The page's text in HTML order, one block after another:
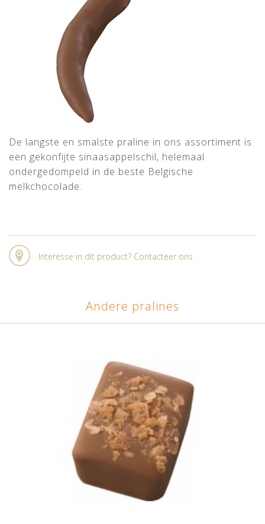
De langste en smalste praline in ons assortiment is
een gekonfijte sinaasappelschil, helemaal
ondergedompeld in de beste Belgische
melkchocolade.
Interesse in dit product? Contacteer ons
Andere pralines